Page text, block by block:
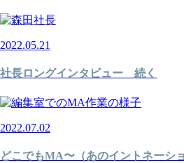
2022.05.21
社長ロングインタビュー 続く
2022.07.02
どこでもMA〜（あのイントネーシ